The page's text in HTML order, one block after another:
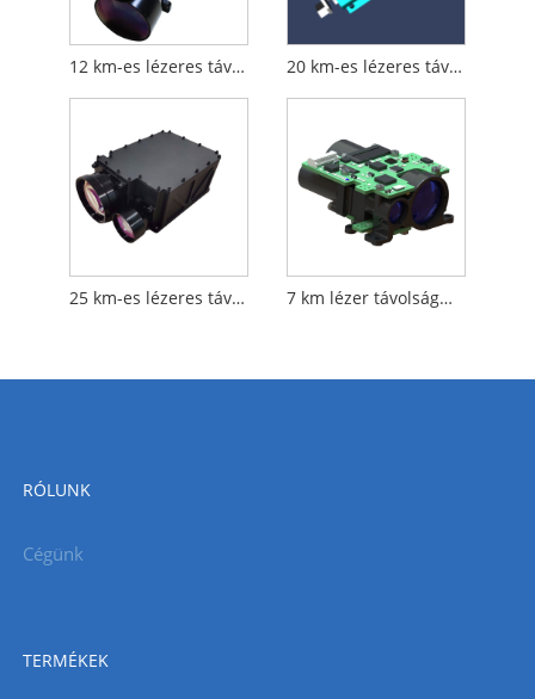
12 km-es lézeres távolságmérő modul 20 km-es lézeres távolságmérő modul
25 km-es lézeres távolságmérő modul 7 km lézer távolságmérő modul
RÓLUNK
Cégünk
TERMÉKEK